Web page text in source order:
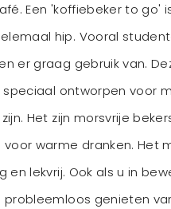
Een 'koffiebeker to go'
hip. Vooral
er graag gebruik van.
speciaal ontworpen voor
Het zijn morsvrije
voor warme dranken. Het
en lekvrij. Ook als u in
probleemloos genieten